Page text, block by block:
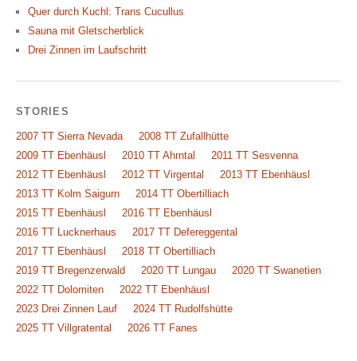
Quer durch Kuchl: Trans Cucullus
Sauna mit Gletscherblick
Drei Zinnen im Laufschritt
STORIES
2007 TT Sierra Nevada
2008 TT Zufallhütte
2009 TT Ebenhäusl
2010 TT Ahrntal
2011 TT Sesvenna
2012 TT Ebenhäusl
2012 TT Virgental
2013 TT Ebenhäusl
2013 TT Kolm Saigurn
2014 TT Obertilliach
2015 TT Ebenhäusl
2016 TT Ebenhäusl
2016 TT Lucknerhaus
2017 TT Defereggental
2017 TT Ebenhäusl
2018 TT Obertilliach
2019 TT Bregenzerwald
2020 TT Lungau
2020 TT Swanetien
2022 TT Dolomiten
2022 TT Ebenhäusl
2023 Drei Zinnen Lauf
2024 TT Rudolfshütte
2025 TT Villgratental
2026 TT Fanes